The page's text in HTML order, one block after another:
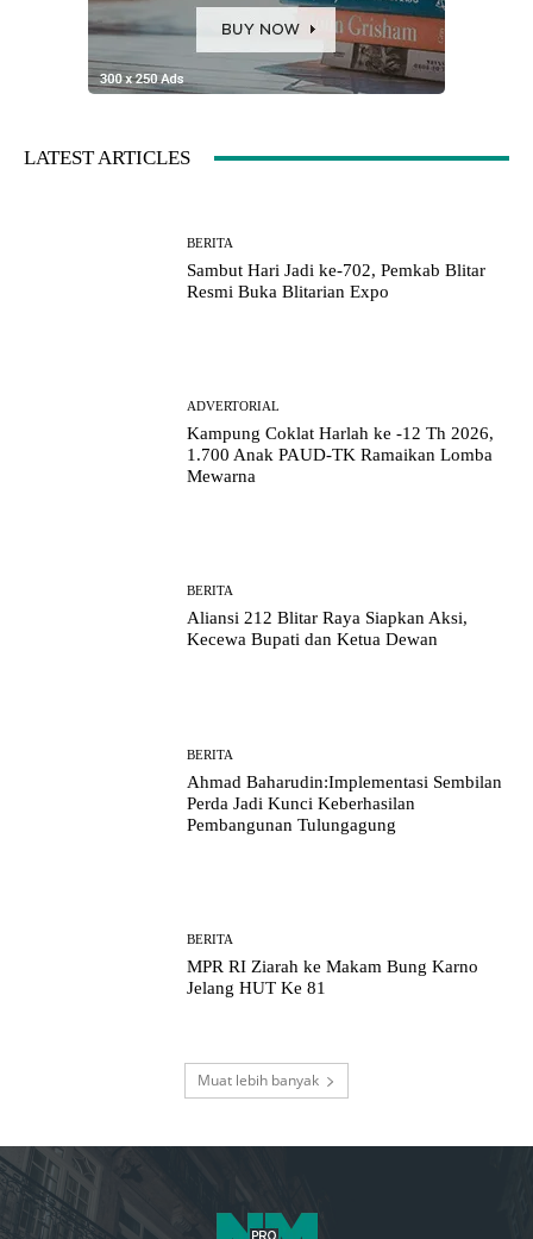
LATEST ARTICLES
BERITA
Sambut Hari Jadi ke-702, Pemkab Blitar
Resmi Buka Blitarian Expo
ADVERTORIAL
Kampung Coklat Harlah ke -12 Th 2026,
1.700 Anak PAUD-TK Ramaikan Lomba
Mewarna
BERITA
Aliansi 212 Blitar Raya Siapkan Aksi,
Kecewa Bupati dan Ketua Dewan
BERITA
Ahmad Baharudin:Implementasi Sembilan
Perda Jadi Kunci Keberhasilan
Pembangunan Tulungagung
BERITA
MPR RI Ziarah ke Makam Bung Karno
Jelang HUT Ke 81
Muat lebih banyak